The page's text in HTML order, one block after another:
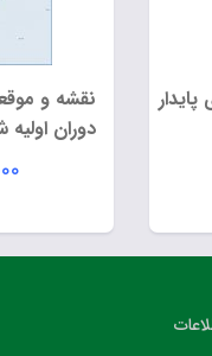
نقشه و
دوران